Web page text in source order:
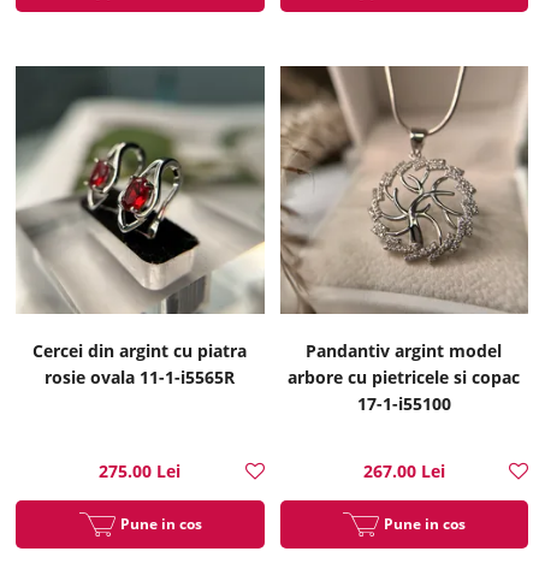
Cercei din argint cu piatra
rosie ovala 11-1-i5565R
275.00 Lei
Pune in cos
Pandantiv argint model
arbore cu pietricele si copac
17-1-i55100
267.00 Lei
Pune in cos